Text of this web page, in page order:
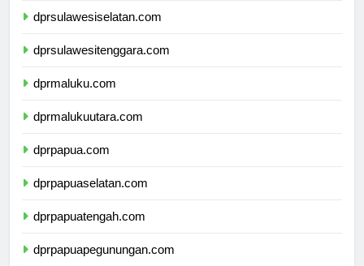
dprsulawesiselatan.com
dprsulawesitenggara.com
dprmaluku.com
dprmalukuutara.com
dprpapua.com
dprpapuaselatan.com
dprpapuatengah.com
dprpapuapegunungan.com